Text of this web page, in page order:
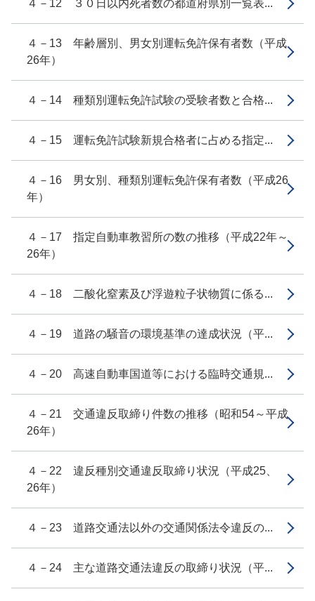
４－12 ３０日以内死者数の都道府県別一覧表...
４－13 年齢層別、男女別運転免許保有者数（平成
26年）
４－14 種類別運転免許試験の受験者数と合格...
４－15 運転免許試験新規合格者に占める指定...
４－16 男女別、種類別運転免許保有者数（平成26
年）
４－17 指定自動車教習所の数の推移（平成22年～
26年）
４－18 二酸化窒素及び浮遊粒子状物質に係る...
４－19 道路の騒音の環境基準の達成状況（平...
４－20 高速自動車国道等における臨時交通規...
４－21 交通違反取締り件数の推移（昭和54～平成
26年）
４－22 違反種別交通違反取締り状況（平成25、
26年）
４－23 道路交通法以外の交通関係法令違反の...
４－24 主な道路交通法違反の取締り状況（平...